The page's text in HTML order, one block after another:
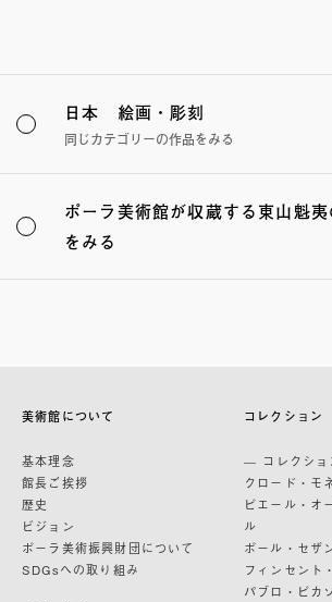
日本 絵画・彫刻
同じカテゴリーの作品をみる
ポーラ美術館が収蔵する東山魁
をみる
美術館について
基本理念
館長ご挨拶
歴史
ビジョン
ポーラ美術振興財団について
SDGsへの取り組み
コレクション
— コレクシ
クロード・モネ
ピエール・オ
ル
ポール・セザ
フィンセント
パブロ・ピカ